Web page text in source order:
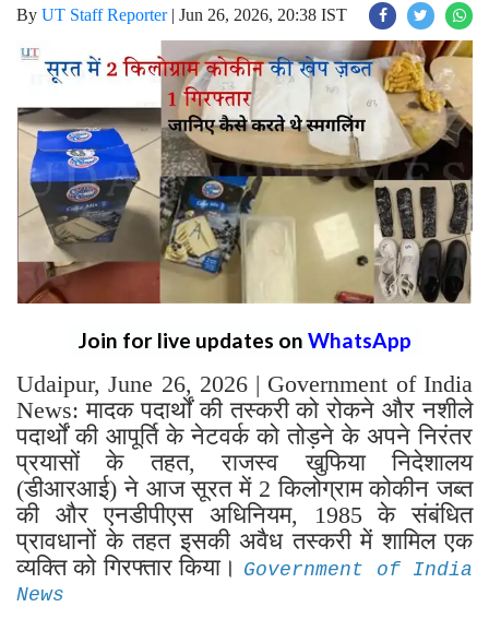
By UT Staff Reporter| Jun 26, 2026, 20:38 IST
Join for live updates on WhatsApp
Udaipur, June 26, 2026 | Government of India
News: मादक पदार्थों की तस्करी को रोकने और नशीले
पदार्थों की आपूर्ति के नेटवर्क को तोड़ने के अपने निरंतर
प्रयासों के तहत, राजस्व खुफिया निदेशालय
(डीआरआई) ने आज सूरत में 2 किलोग्राम कोकीन जब्त
की और एनडीपीएस अधिनियम, 1985 के संबंधित
प्रावधानों के तहत इसकी अवैध तस्करी में शामिल एक
व्यक्ति को गिरफ्तार किया। Government of India
News